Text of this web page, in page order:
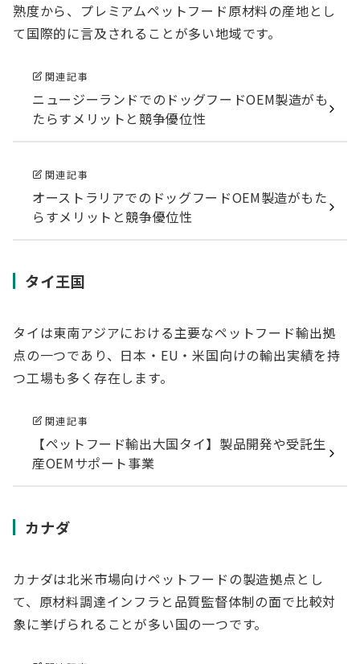
熟度から、プレミアムペットフード原材料の産地とし
て国際的に言及されることが多い地域です。
関連記事
ニュージーランドでのドッグフードOEM製造がも
たらすメリットと競争優位性
関連記事
オーストラリアでのドッグフードOEM製造がもた
らすメリットと競争優位性
タイ王国
タイは東南アジアにおける主要なペットフード輸出拠
点の一つであり、日本・EU・米国向けの輸出実績を持
つ工場も多く存在します。
関連記事
【ペットフード輸出大国タイ】製品開発や受託生
産OEMサポート事業
カナダ
カナダは北米市場向けペットフードの製造拠点とし
て、原材料調達インフラと品質監督体制の面で比較対
象に挙げられることが多い国の一つです。